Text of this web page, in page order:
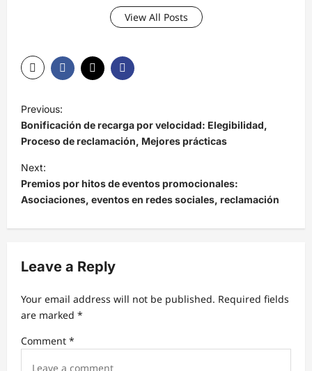
View All Posts
o
s
t
n
a
v
g
a
t
i
Previous:
Bonificación de recarga por velocidad: Elegibilidad,
Proceso de reclamación, Mejores prácticas
Next:
Premios por hitos de eventos promocionales:
Asociaciones, eventos en redes sociales, reclamación
Leave a Reply
Your email address will not be published. Required fields
are marked *
Comment *